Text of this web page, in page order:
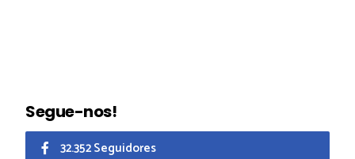
Segue-nos!
32.352 Seguidores